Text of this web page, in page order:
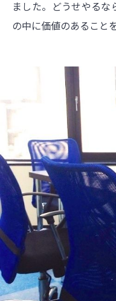
ました。どうせやる
の中に価値のあること